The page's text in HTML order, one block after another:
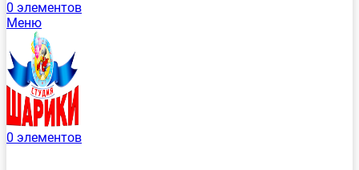
0 элементов
Меню
0 элементов